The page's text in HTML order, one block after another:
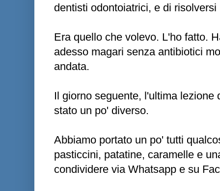
dentisti odontoiatrici, e di
Era quello che volevo. L'ho fatto.
adesso magari senza antibiotici
andata.
Il giorno seguente, l'ultima lezione
stato un po' diverso.
Abbiamo portato un po' tutti
pasticcini, patatine, caramelle e
condividere via Whatsapp e su